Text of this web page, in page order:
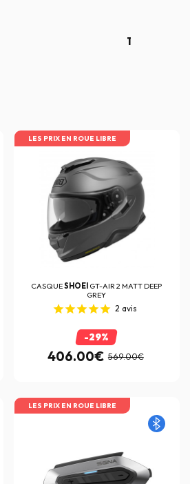
1
LES PRIX EN ROUE LIBRE
CASQUESHOEI GT-AIR 2 MATT DEEP
GREY
2 avis
-29%
406.00€ 569.00€
LES PRIX EN ROUE LIBRE